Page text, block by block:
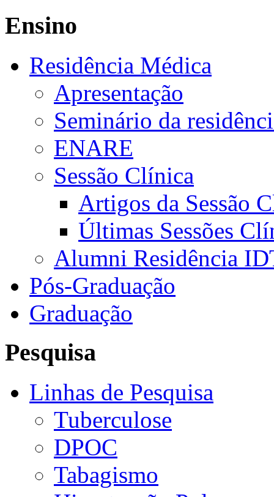
Ensino
Residência Médica
Apresentação
Seminário da
ENARE
Sessão Clínica
Artigos da Sessão
Últimas Sessões
Alumni Residência
Pós-Graduação
Graduação
Pesquisa
Linhas de Pesquisa
Tuberculose
DPOC
Tabagismo